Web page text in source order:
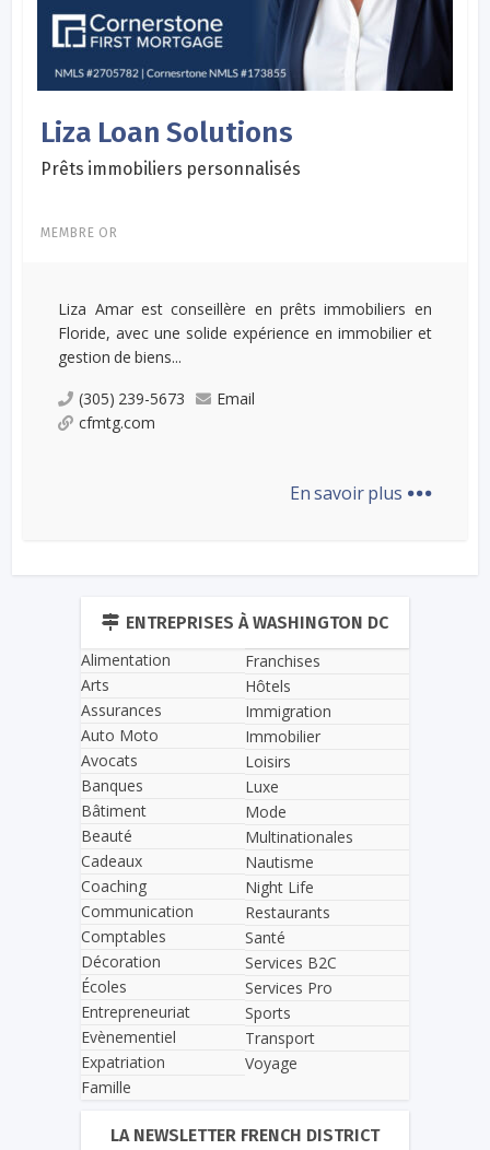
Liza Loan Solutions
Prêts immobiliers personnalisés
MEMBRE OR
Liza Amar est conseillère en prêts immobiliers en
Floride, avec une solide expérience en immobilier et
gestion de biens...
(305) 239-5673
Email
cfmtg.com
En savoir plus ...
ENTREPRISES À WASHINGTON DC
Alimentation
Arts
Assurances
Auto Moto
Avocats
Banques
Bâtiment
Beauté
Cadeaux
Coaching
Communication
Comptables
Décoration
Écoles
Entrepreneuriat
Evènementiel
Expatriation
Famille
Franchises
Hôtels
Immigration
Immobilier
Loisirs
Luxe
Mode
Multinationales
Nautisme
Night Life
Restaurants
Santé
Services B2C
Services Pro
Sports
Transport
Voyage
LA NEWSLETTER FRENCH DISTRICT